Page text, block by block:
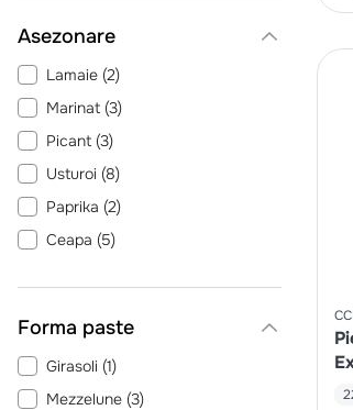
Asezonare
Lamaie (2)
Marinat (3)
Picant (3)
Usturoi (8)
Paprika (2)
Ceapa (5)
Forma paste
Girasoli (1)
Mezzelune (3)